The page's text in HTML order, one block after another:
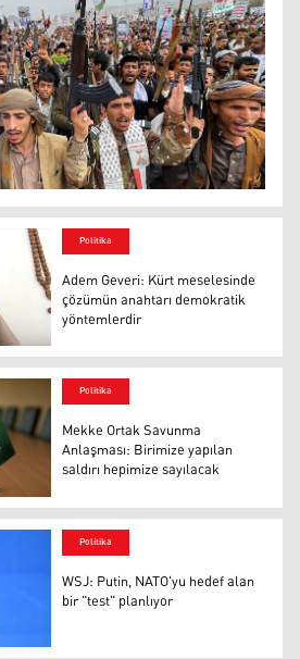
Politika
Adem Geveri: Kürt meselesinde
çözümün anahtarı demokratik
yöntemlerdir
ve Pakistan bayrakları
Politika
Mekke Ortak Savunma
Anlaşması: Birimize yapılan
saldırı hepimize sayılacak
Politika
WSJ: Putin, NATO'yu hedef alan
bir "test" planlıyor